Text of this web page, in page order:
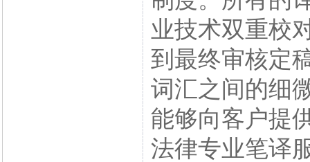
业技术双重校
到最终审核定
词汇之间的细
能够向客户提
法律专业笔译